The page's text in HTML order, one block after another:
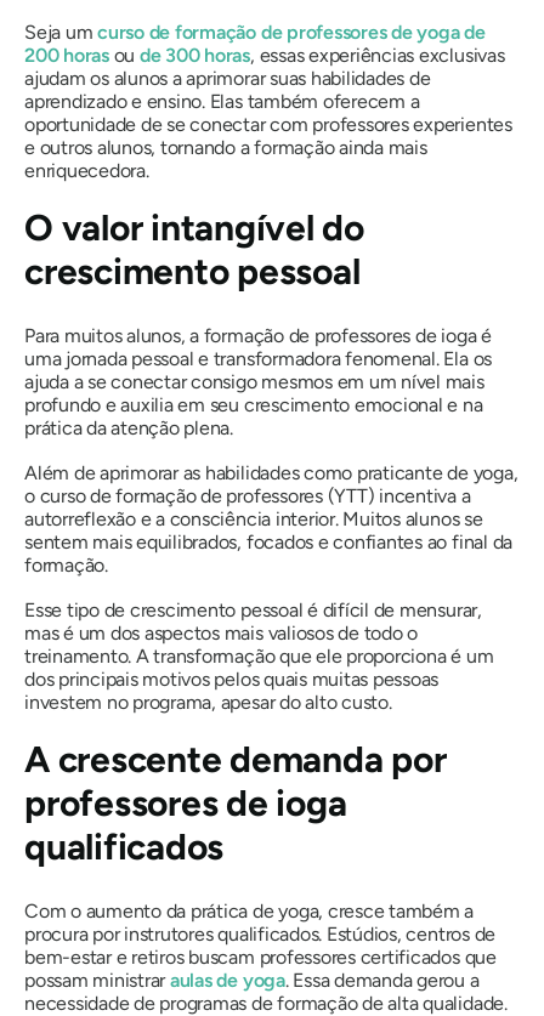
Seja umcurso de formação de professores de yoga de
200 horasou de 300 horas, essas experiências exclusivas
ajudam os alunos a aprimorar suas habilidades de
aprendizado e ensino. Elas também oferecem a
oportunidade de se conectar com professores experientes
e outros alunos, tornando a formação ainda mais
enriquecedora.
O valor intangível do
crescimento pessoal
Para muitos alunos, a formação de professores de ioga é
uma jornada pessoal e transformadora fenomenal. Ela os
ajuda a se conectar consigo mesmos em um nível mais
profundo e auxilia em seu crescimento emocional e na
prática da atenção plena.
Além de aprimorar as habilidades como praticante de yoga,
o curso de formação de professores (YTT) incentiva a
autorreflexão e a consciência interior. Muitos alunos se
sentem mais equilibrados, focados e confiantes ao final da
formação.
Esse tipo de crescimento pessoal é difícil de mensurar,
mas é um dos aspectos mais valiosos de todo o
treinamento. A transformação que ele proporciona é um
dos principais motivos pelos quais muitas pessoas
investem no programa, apesar do alto custo.
A crescente demanda por
professores de ioga
qualificados
Com o aumento da prática de yoga, cresce também a
procura por instrutores qualificados. Estúdios, centros de
bem-estar e retiros buscam professores certificados que
possam ministraraulas de yoga. Essa demanda gerou a
necessidade de programas de formação de alta qualidade.